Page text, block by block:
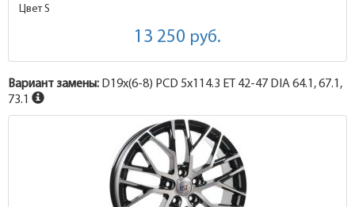
Цвет S
13 250 руб.
Вариант замены: D19x(6-8) PCD 5x114.3 ET 42-47 DIA 64.1, 67.1,
73.1